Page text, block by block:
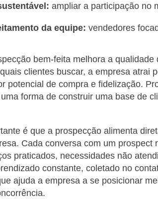
ampliar a participação no
da equipe: vendedores
bem-feita melhora a qualidade
clientes buscar, a empresa atrai
potencial de compra e fidelização.
forma de construir uma base de
é que a prospecção alimenta
Cada conversa com um prospect
praticados, necessidades não
constante, coletado no
ajuda a empresa a se posicionar